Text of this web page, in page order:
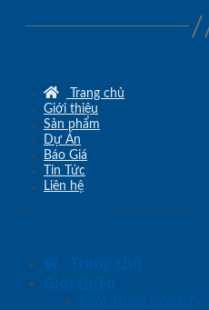
Trang chủ
Giới thiệu
Sản phẩm
Dự Án
Báo Giá
Tin Tức
Liên hệ
Trang chủ
Giới thiệu
Giới Thiệu Công Ty